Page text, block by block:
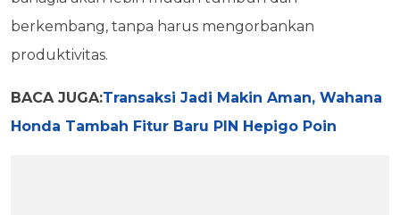
berkembang, tanpa harus mengorbankan
produktivitas.
BACA JUGA:Transaksi Jadi Makin Aman, Wahana
Honda Tambah Fitur Baru PIN Hepigo Poin